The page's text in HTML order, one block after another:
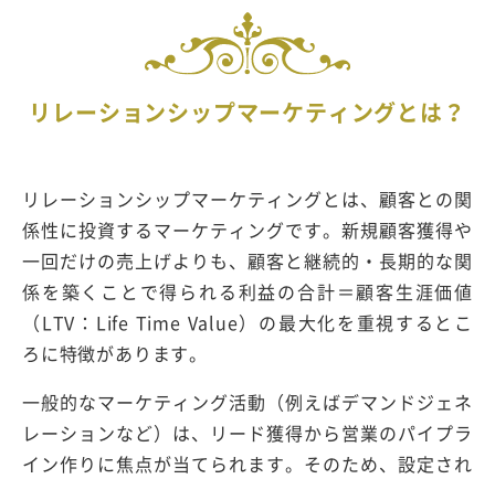
リレーションシップマーケティングとは？
リレーションシップマーケティングとは、顧客との関
係性に投資するマーケティングです。新規顧客獲得や
一回だけの売上げよりも、顧客と継続的・長期的な関
係を築くことで得られる利益の合計＝顧客生涯価値
（LTV：Life Time Value）の最大化を重視するとこ
ろに特徴があります。
一般的なマーケティング活動（例えばデマンドジェネ
レーションなど）は、リード獲得から営業のパイプラ
イン作りに焦点が当てられます。そのため、設定され